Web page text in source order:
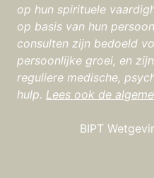
op hun spirituele
op basis van hun
consulten zijn bedoeld
persoonlijke groei, en
reguliere medische,
hulp. Lees ook de
BIPT